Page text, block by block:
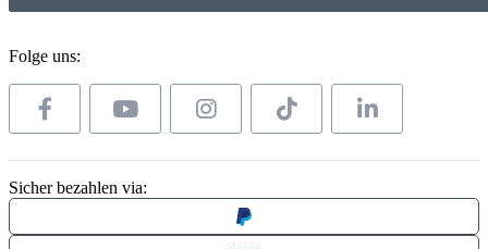
Folge uns:
Sicher bezahlen via: